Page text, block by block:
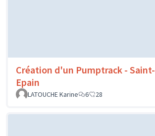
Création d'un Pumptrack - Saint-
Epain
LATOUCHE Karine
6 28